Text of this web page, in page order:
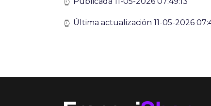
Última actualización 11-05-2026